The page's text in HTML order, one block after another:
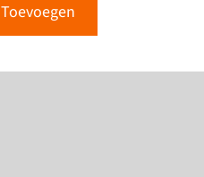
Toevoegen